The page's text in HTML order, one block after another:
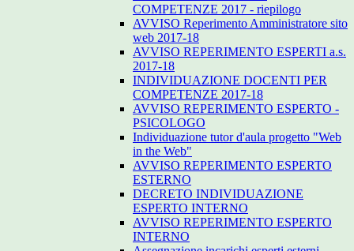
COMPETENZE 2017 - riepilogo
AVVISO Reperimento Amministratore sito
web 2017-18
AVVISO REPERIMENTO ESPERTI a.s.
2017-18
INDIVIDUAZIONE DOCENTI PER
COMPETENZE 2017-18
AVVISO REPERIMENTO ESPERTO -
PSICOLOGO
Individuazione tutor d'aula progetto "Web
in the Web"
AVVISO REPERIMENTO ESPERTO
ESTERNO
DECRETO INDIVIDUAZIONE
ESPERTO INTERNO
AVVISO REPERIMENTO ESPERTO
INTERNO